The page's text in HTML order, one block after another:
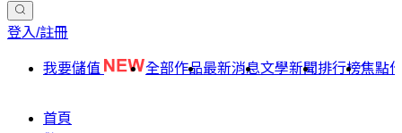
登入/註冊
我要儲值 全部作品最新消息文學新聞排行榜焦點
首頁